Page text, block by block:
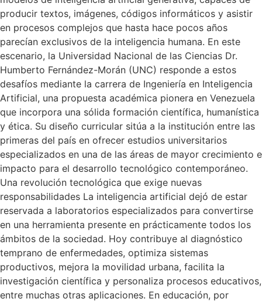
producir textos, imágenes, códigos informáticos y asistir
en procesos complejos que hasta hace pocos años
parecían exclusivos de la inteligencia humana. En este
escenario, la Universidad Nacional de las Ciencias Dr.
Humberto Fernández-Morán (UNC) responde a estos
desafíos mediante la carrera de Ingeniería en Inteligencia
Artificial, una propuesta académica pionera en Venezuela
que incorpora una sólida formación científica, humanística
y ética. Su diseño curricular sitúa a la institución entre las
primeras del país en ofrecer estudios universitarios
especializados en una de las áreas de mayor crecimiento e
impacto para el desarrollo tecnológico contemporáneo.
Una revolución tecnológica que exige nuevas
responsabilidades La inteligencia artificial dejó de estar
reservada a laboratorios especializados para convertirse
en una herramienta presente en prácticamente todos los
ámbitos de la sociedad. Hoy contribuye al diagnóstico
temprano de enfermedades, optimiza sistemas
productivos, mejora la movilidad urbana, facilita la
investigación científica y personaliza procesos educativos,
entre muchas otras aplicaciones. En educación, por